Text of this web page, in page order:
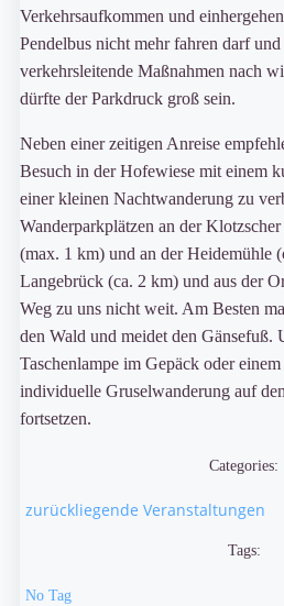
Verkehrsaufkommen und
Pendelbus nicht mehr fahren darf und
verkehrsleitende Maßnahmen nach
dürfte der Parkdruck groß sein.
Neben einer zeitigen Anreise
Besuch in der Hofewiese mit einem
einer kleinen Nachtwanderung zu
Wanderparkplätzen an der
(max. 1 km) und an der Heidemühle
Langebrück (ca. 2 km) und aus der
Weg zu uns nicht weit. Am Besten
den Wald und meidet den Gänsefuß.
Taschenlampe im Gepäck oder
individuelle Gruselwanderung auf
fortsetzen.
Categories:
zurückliegende Veranstaltungen
Tags:
No Tag